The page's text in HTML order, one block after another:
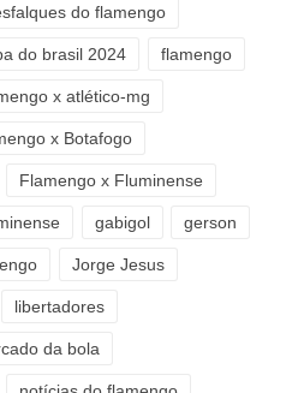
do flamengo
do brasil 2024 flamengo
x atlético-mg
x Botafogo
Flamengo x Fluminense
gabigol gerson
Jorge Jesus
libertadores
da bola